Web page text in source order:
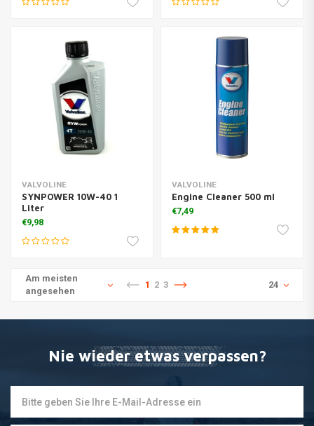
VALVOLINE
SYNPOWER 10W-40 1
Liter
€9,98
VALVOLINE
Engine Cleaner 500 ml
€7,49
Am meisten
angesehen
1 2 3 24
Nie wieder etwas verpassen?